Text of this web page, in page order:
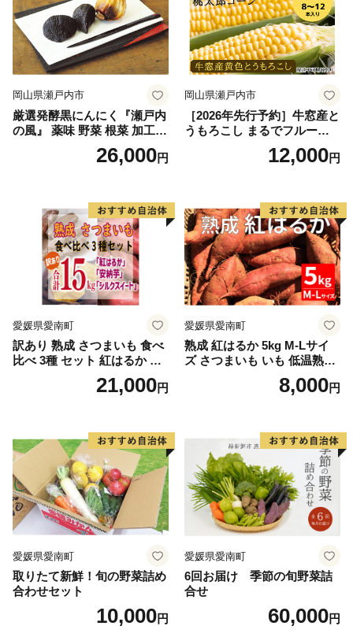
岡山県瀬戸内市
厳選発酵黒にんにく『瀬戸内
の風』 薬味 野菜 根菜 加工食
26,000円
岡山県瀬戸内市
［2026年先行予約］牛窓産と
うもろこし まるでフルー
ツ！最高糖度25度超え 生で
甘い、茹でて美味い！ 黄色
野菜
12,000円
愛媛県愛南町
訳あり 熟成 さつまいも 食べ
比べ 3種 セット 紅はるか 安
納芋 シルクスイート 合計 15
kg サイズ混合 サツマイモ 焼
芋 ほしいも スイートポテト
いも天 サイズミックス 甘い
ねっとり 生芋 新芋 あんのう
いも 甘藷 べにはるか スイー
ツ 国産 糖度 産地直送 農家直
送 数量限定 21000円 愛媛 愛
南 ミッチーのおみかん畑
21,000円
愛媛県愛南町
熟成 紅はるか 5kg M-Lサイ
ズ さつまいも いも 低温熟成
完全熟成収穫 甘い 糖度 焼き
芋 やきいも スイートポテト
8,000円
愛媛県愛南町
取りたて新鮮！旬の野菜詰め
合わせセット
10,000円
愛媛県愛南町
6回お届け 季節の旬野菜詰
合せ
60,000円